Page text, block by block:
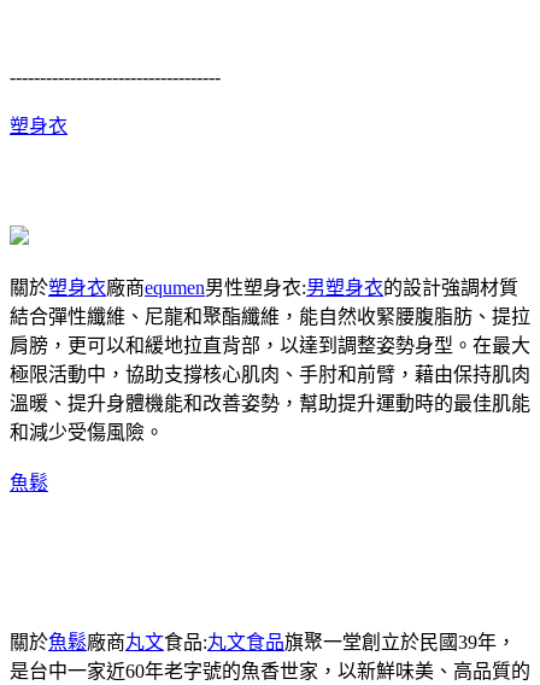
-----------------------------------
塑身衣
關於塑身衣廠商equmen男性塑身衣:男塑身衣的設計強調材質
結合彈性纖維、尼龍和聚酯纖維，能自然收緊腰腹脂肪、提拉
肩膀，更可以和緩地拉直背部，以達到調整姿勢身型。在最大
極限活動中，協助支撐核心肌肉、手肘和前臂，藉由保持肌肉
溫暖、提升身體機能和改善姿勢，幫助提升運動時的最佳肌能
和減少受傷風險。
魚鬆
關於魚鬆廠商丸文食品:丸文食品旗聚一堂創立於民國39年，
是台中一家近60年老字號的魚香世家，以新鮮味美、高品質的